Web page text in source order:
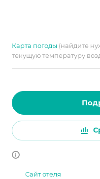
Карта погоды (найдите
текущую температуру
Сайт отеля